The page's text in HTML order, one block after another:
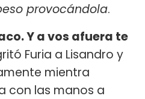
provocándola.
Y a vos afuera te
Furia a Lisandro y
mientra
con las manos a